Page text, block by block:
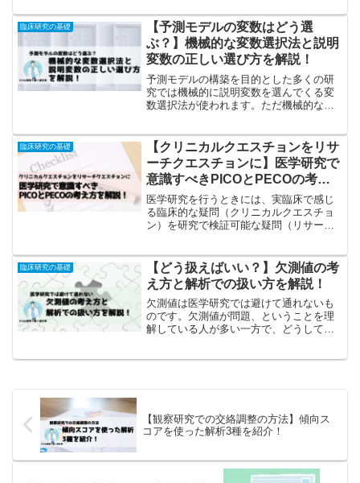
床研究の結果が一般化（外挿）できる可
能性のことです。この記事では一般化可
能性とはなにか？一般化可能性を担保す
るにはどうするべきなのか？について解
説します！
臨床研究の基礎
【予測モデルの変数はどう選
ぶ？】機械的な変数選択法と説明
変数の正しい選び方を解説！
予測モデルの構築を目的とした多くの研
究では機械的に説明変数を選んでくる変
数選択法が使われます。ただ機械的な変
は変数選択法の概要と正しい説明変数の
選び方について解説しました！
臨床研究の基礎
【クリニカルクエスチョンをリサ
ーチクエスチョンに】医学研究で
意識すべきPICOとPECOの考え
方を解説！
医学研究を行うときには、実臨床で感じ
る臨床的な疑問（クリニカルクエスチョ
ン）を研究で検証可能な疑問（リサーチ
方がPICOとPECOというツールです。こ
の記事ではPICO...
臨床研究の基礎
【どう扱えばいい？】欠測値の考
え方と解析での扱い方を解説！
欠測値は医学研究では避けて通れないも
のです。欠測値が問題、ということを理
解している人が多い一方で、どうして欠
【観察研究での交絡調整の方法】傾向ス
コアを使った解析3種を紹介！